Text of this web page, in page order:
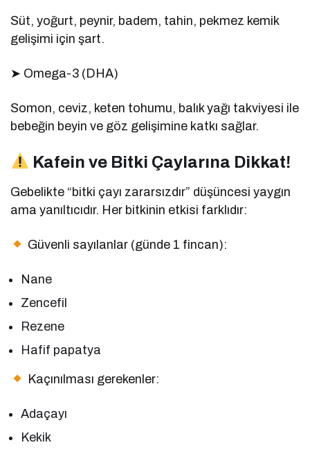
Süt, yoğurt, peynir, badem, tahin, pekmez kemik
gelişimi için şart.
➤ Omega-3 (DHA)
Somon, ceviz, keten tohumu, balık yağı takviyesi ile
bebeğin beyin ve göz gelişimine katkı sağlar.
Kafein ve Bitki Çaylarına Dikkat!
Gebelikte “bitki çayı zararsızdır” düşüncesi yaygın
ama yanıltıcıdır. Her bitkinin etkisi farklıdır:
Güvenli sayılanlar (günde 1 fincan):
Nane
Zencefil
Rezene
Hafif papatya
Kaçınılması gerekenler:
Adaçayı
Kekik